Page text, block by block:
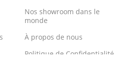
Nos showroom dans le
monde
À propos de nous
Politique de Confidentialité